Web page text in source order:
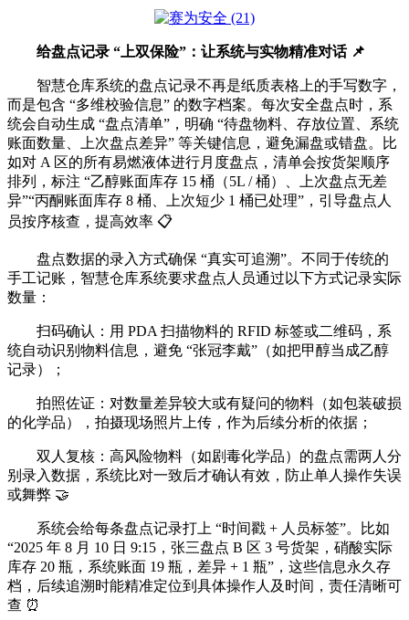
给盘点记录 “上双保险”：让系统与实物精准对话 📌
智慧仓库系统的盘点记录不再是纸质表格上的手写数字，
而是包含 “多维校验信息” 的数字档案。每次安全盘点时，系
统会自动生成 “盘点清单”，明确 “待盘物料、存放位置、系统
账面数量、上次盘点差异” 等关键信息，避免漏盘或错盘。比
如对 A 区的所有易燃液体进行月度盘点，清单会按货架顺序
排列，标注 “乙醇账面库存 15 桶（5L / 桶）、上次盘点无差
异”“丙酮账面库存 8 桶、上次短少 1 桶已处理”，引导盘点人
员按序核查，提高效率 📋
盘点数据的录入方式确保 “真实可追溯”。不同于传统的
手工记账，智慧仓库系统要求盘点人员通过以下方式记录实际
数量：
扫码确认：用 PDA 扫描物料的 RFID 标签或二维码，系
统自动识别物料信息，避免 “张冠李戴”（如把甲醇当成乙醇
记录）；
拍照佐证：对数量差异较大或有疑问的物料（如包装破损
的化学品），拍摄现场照片上传，作为后续分析的依据；
双人复核：高风险物料（如剧毒化学品）的盘点需两人分
别录入数据，系统比对一致后才确认有效，防止单人操作失误
或舞弊 🤝
系统会给每条盘点记录打上 “时间戳 + 人员标签”。比如
“2025 年 8 月 10 日 9:15，张三盘点 B 区 3 号货架，硝酸实际
库存 20 瓶，系统账面 19 瓶，差异 + 1 瓶”，这些信息永久存
档，后续追溯时能精准定位到具体操作人及时间，责任清晰可
查 ⏰